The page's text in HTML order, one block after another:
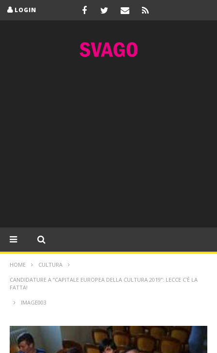
LOGIN
HOME CULTURA
CANDIDATURE A “CAPITALE EUROPEA DELLA CULTURA 2019”: LECCE C'È LA
FATTA!
IMAGE003